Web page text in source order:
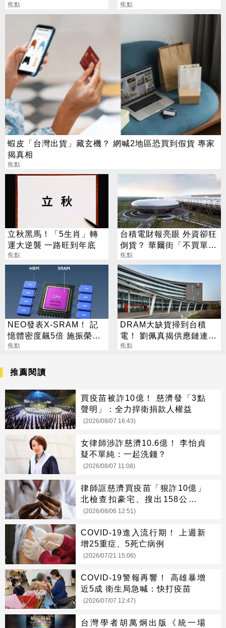
旅遊」
焦點 焦點
蝦皮「台灣出貨」藏玄機？ 網喊2地區恐買到假貨 專家
揭真相
焦點
立秋黑馬！「5生肖」轉
運大逆襲 一路旺到年底
焦點
台積電財報亮眼 外資卻狂
倒貨？ 華爾街「不買單」
背後原因曝光
焦點
NEO發表X-SRAM！ 記
憶體密度飆5倍 施振榮：
半導體迎新革命
焦點
DRAM大缺貨掃到台積
電！ 劉佩真揭供應鏈連鎖
效應
焦點
推薦閱讀
買疫苗被詐10億！ 慈濟發「3點
聲明」：全力捍衛捐款人權益
(2026/08/07 16:43)
女律師涉詐慈濟10.6億！ 李怡貞
疑不單純：一起洗錢？
(2026/08/07 11:08)
律師誆慈濟買疫苗「狠詐10億」
北檢查扣豪宅、搜出158公斤黃
金
(2026/08/06 12:51)
COVID-19進入流行期！ 上週新
增25重症、5死亡病例
(2026/07/21 15:06)
COVID-19警報再響！ 高雄暴增
近5成 衛生局急喊：快打疫苗
(2026/07/07 12:47)
台灣學者胡萬炯出版《統一場